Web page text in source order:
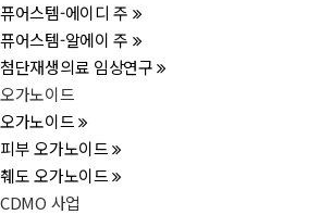
퓨어스템-에이디 주
퓨어스템-알에이 주
첨단재생의료 임상연구
오가노이드
오가노이드
피부 오가노이드
췌도 오가노이드
CDMO 사업